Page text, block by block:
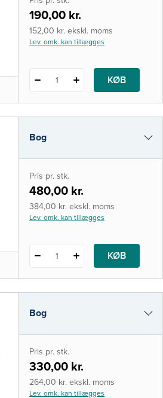
i-bog
190,00 kr.
152,00 kr. ekskl. moms
Lev. omk. kan tillægges
1 KØB
Bog
e-bog
i-bog
Pris pr. stk.
480,00 kr.
384,00 kr. ekskl. moms
Lev. omk. kan tillægges
1 KØB
Bog
i-bog
Pris pr. stk.
330,00 kr.
264,00 kr. ekskl. moms
Lev. omk. kan tillægges